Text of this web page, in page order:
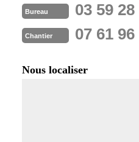
Bureau 03 59 28
Chantier 07 61 96
Nous localiser